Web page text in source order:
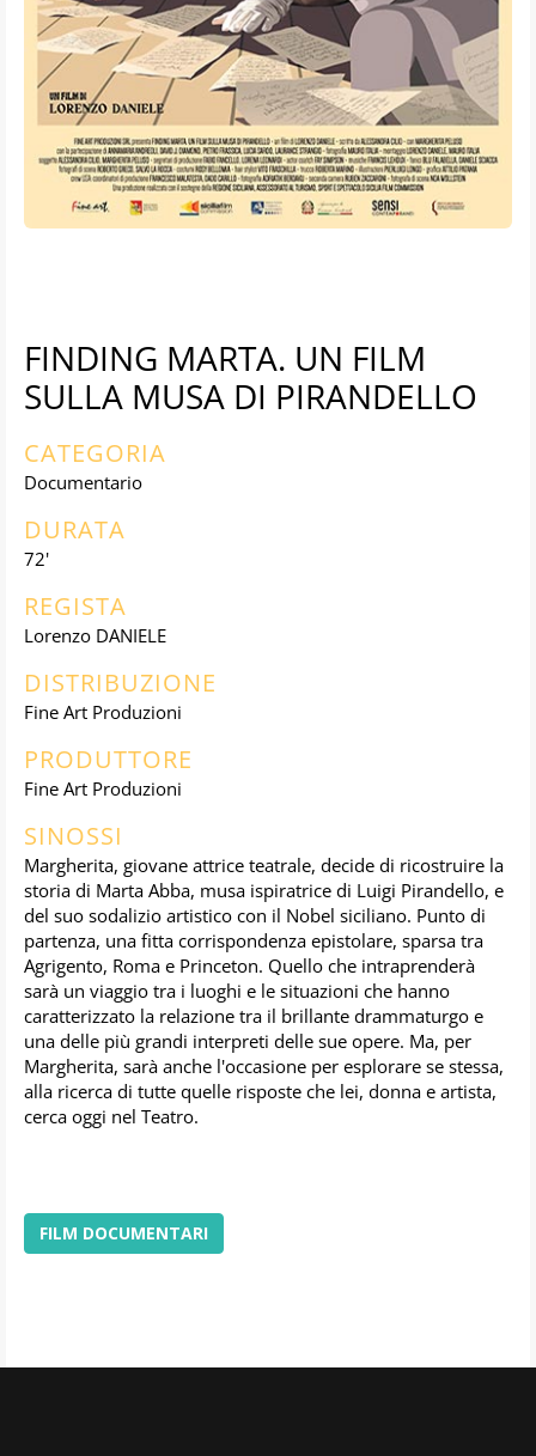
FINDING MARTA. UN FILM
SULLA MUSA DI PIRANDELLO
CATEGORIA
Documentario
DURATA
72'
REGISTA
Lorenzo DANIELE
DISTRIBUZIONE
Fine Art Produzioni
PRODUTTORE
Fine Art Produzioni
SINOSSI
Margherita, giovane attrice teatrale, decide di ricostruire la
storia di Marta Abba, musa ispiratrice di Luigi Pirandello, e
del suo sodalizio artistico con il Nobel siciliano. Punto di
partenza, una fitta corrispondenza epistolare, sparsa tra
Agrigento, Roma e Princeton. Quello che intraprenderà
sarà un viaggio tra i luoghi e le situazioni che hanno
caratterizzato la relazione tra il brillante drammaturgo e
una delle più grandi interpreti delle sue opere. Ma, per
Margherita, sarà anche l'occasione per esplorare se stessa,
alla ricerca di tutte quelle risposte che lei, donna e artista,
cerca oggi nel Teatro.
FILM DOCUMENTARI